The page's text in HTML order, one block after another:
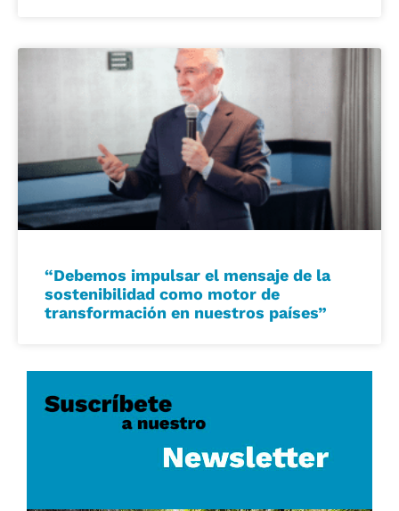
“Debemos impulsar el mensaje de la
sostenibilidad como motor de
transformación en nuestros países”